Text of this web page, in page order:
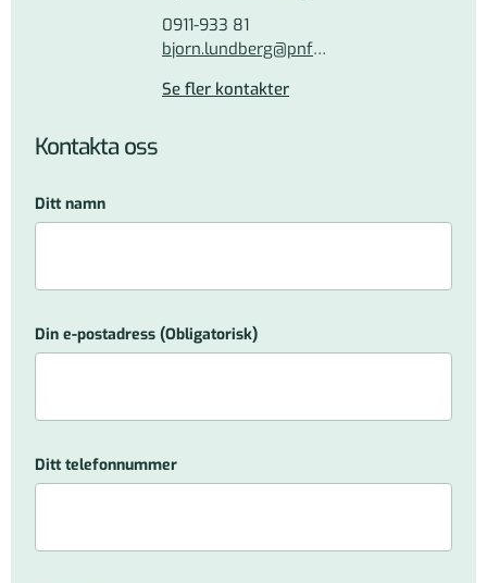
0911-933 81
bjorn.lundberg@pnf.se
Se fler kontakter
Kontakta oss
Ditt namn
Din e-postadress (Obligatorisk)
Ditt telefonnummer